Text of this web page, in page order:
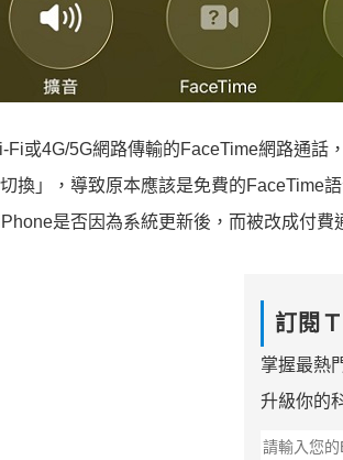
或4G/5G網路傳輸的FaceTime網路通話
換」，導致原本應該是免費的FaceTime
是否因為系統更新後，而被改成付費
訂閱
掌握最熱
升級你的